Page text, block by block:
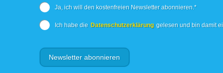
Ja, ich will den kostenfreien Newsletter abonnieren.*
Ich habe die Datenschutzerklärung gelesen und bin damit